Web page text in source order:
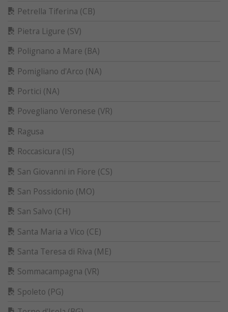
Petrella Tiferina (CB)
Pietra Ligure (SV)
Polignano a Mare (BA)
Pomigliano d'Arco (NA)
Portici (NA)
Povegliano Veronese (VR)
Ragusa
Roccasicura (IS)
San Giovanni in Fiore (CS)
San Possidonio (MO)
San Salvo (CH)
Santa Maria a Vico (CE)
Santa Teresa di Riva (ME)
Sommacampagna (VR)
Spoleto (PG)